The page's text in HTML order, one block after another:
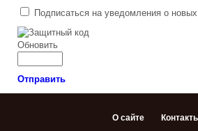
Подписаться на уведомления о
Обновить
Отправить
О сайте